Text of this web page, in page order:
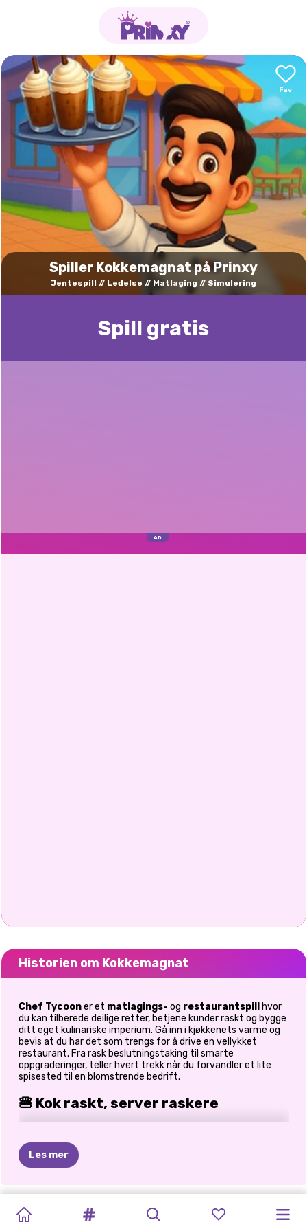
Spiller Kokkemagnat på Prinxy
Jentespill Ledelse Matlaging Simulering
Spill gratis
Historien om Kokkemagnat
Chef Tycooner et matlagings- og restaurantspill
hvor
du kan tilberede deilige retter, betjene kunder raskt og bygge
ditt eget kulinariske imperium. Gå inn i kjøkkenets varme og
bevis at du har det som trengs for å drive en vellykket
restaurant. Fra rask beslutningstaking til smarte
oppgraderinger, teller hvert trekk når du forvandler et lite
spisested til en blomstrende bedrift.
🍔 Kok raskt, server raskere
Lage måltider basert på kundebestillinger
Server rettene raskt for å holde tilfredsheten høy
Fra personlig erfaring starter ting enkelt, men når rushet
setter inn, vil du føle deg som en ekte kokk som sjonglerer
Les mer
3D
TELEFONBUTIKK
MATVOGN:
MATLAGINGSSPILL
MATLAGINGSIMPERIET
PIZZABAKER
COOKINGDOM:
HOTEL